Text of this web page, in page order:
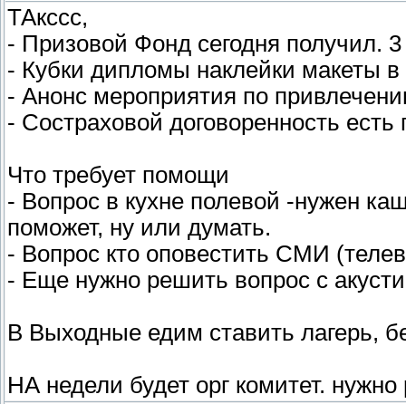
ТАкссс,
- Призовой Фонд сегодня получил.
- Кубки дипломы наклейки макеты в
- Анонс мероприятия по
- Состраховой договоренность есть
Что требует помощи
- Вопрос в кухне полевой -нужен
поможет, ну или думать.
- Вопрос кто оповестить СМИ
- Еще нужно решить вопрос с
В Выходные едим ставить лагерь,
НА недели будет орг комитет. нужно